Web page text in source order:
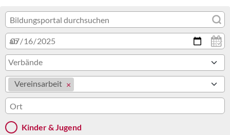
ab
Verbände
Vereinsarbeit
Kinder & Jugend